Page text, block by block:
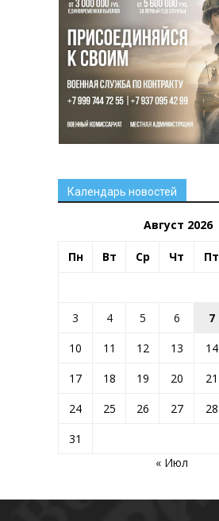
Календарь новостей
Август 2026
Пн Вт Ср Чт Пт
3
4 5 6 7
10
11 12 13 14
17
18 19 20 21
24
25 26 27 28
31
« Июл